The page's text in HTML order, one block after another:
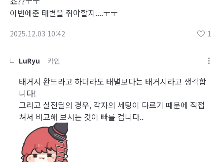
이번에준 태별을 줘야할지....ㅜㅜ
2025.12.03 10:42 1
LuRyu 카인
태거시 완드라고 하더라도 태별보다는 태거시라고 생각합
니다!
그리고 실전딜의 경우, 각자의 세팅이 다르기 때문에 직접
쳐서 비교해 보시는 것이 빠를 겁니다..